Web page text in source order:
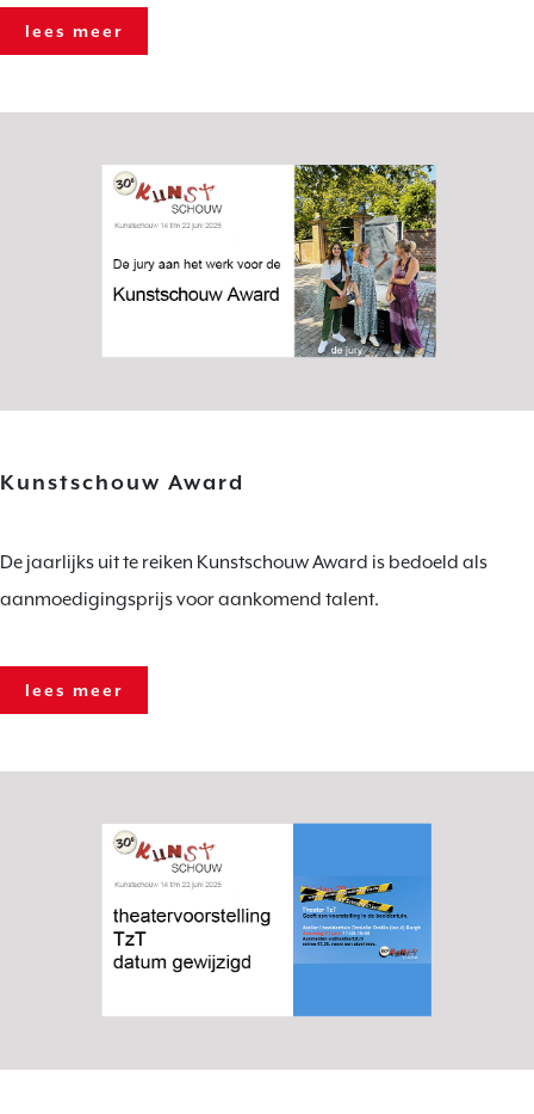
lees meer
Kunstschouw Award
De jaarlijks uit te reiken Kunstschouw Award is bedoeld als
aanmoedigingsprijs voor aankomend talent.
lees meer